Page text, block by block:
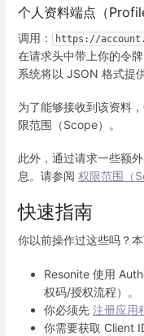
个人资料端点（
调用： https://
在请求头中带上你的令牌
系统将以 JSON 格式提
为了能够接收到该资料
限范围（Scope）。
此外，通过请求一些额
息。请参阅 权限范围（
快速指南
你以前操作过这些吗？
Resonite 使用
权码/授权流程）。
你必须先 注册应用
你需要获取 Client